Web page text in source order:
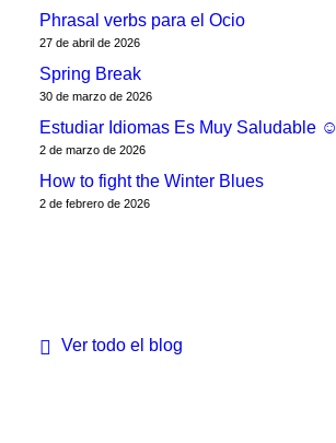
Phrasal verbs para el Ocio
27 de abril de 2026
Spring Break
30 de marzo de 2026
Estudiar Idiomas Es Muy Saludable ☺
2 de marzo de 2026
How to fight the Winter Blues
2 de febrero de 2026
Ver todo el blog